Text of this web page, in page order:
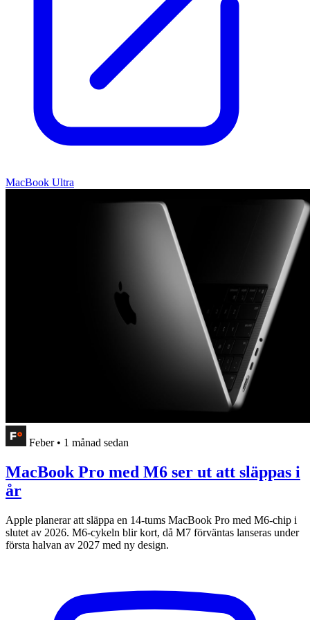
MacBook Ultra
Feber • 1 månad sedan
MacBook Pro med M6 ser ut att släppas i
år
Apple planerar att släppa en 14-tums MacBook Pro med M6-chip i
slutet av 2026. M6-cykeln blir kort, då M7 förväntas lanseras under
första halvan av 2027 med ny design.